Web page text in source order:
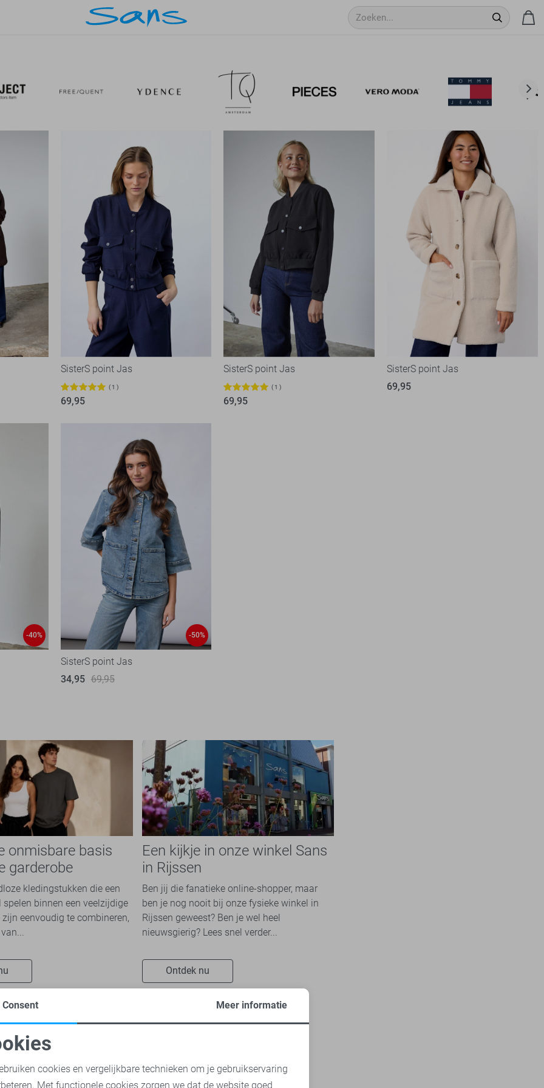
SisterS point Jas
1
69,95
SisterS point Jas
1
69,95
SisterS point Jas
69,95
-40% -50%
SisterS point Jas
34,95 69,95
onmisbare basis
garderobe
kledingstukken die een
spelen binnen een veelzijdige
zijn eenvoudig te combineren,
Een kijkje in onze winkel Sans
in Rijssen
Ben jij die fanatieke online-shopper, maar
ben je nog nooit bij onze fysieke winkel in
Rijssen geweest? Ben je wel heel
nieuwsgierig? Lees snel verder...
Ontdek nu
cookies
Consent Meer informatie
cookies en vergelijkbare technieken om je gebruikservaring
Met functionele cookies zorgen we dat de website goed